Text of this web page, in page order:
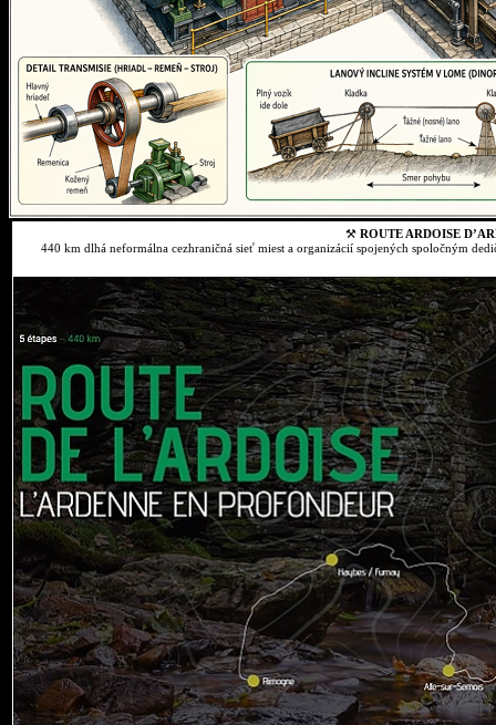
⚒ ROUTE ARDOISE
440 km dlhá neformálna cezhraničná sieť miest a organizácií spojených spoločným